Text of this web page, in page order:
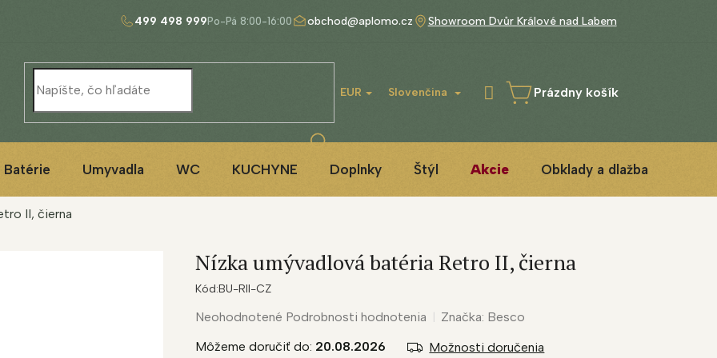
499 498 999 obchod@aplomo.cz Showroom Dvůr Králové nad Labem
EUR Slovenčina
NÁKUPNÝ
Prázdny košík
Batérie Umyvadla WC KUCHYNE Doplnky Štýl Akcie Obklady a dlažba
II, čierna
Môžeme doručiť do: 20.08.2026 Možnosti doručenia
Nízka umývadlová batéria Retro II, čierna
Kód:BU-RII-CZ
Priemerné
produktu
Neohodnotené Podrobnosti hodnotenia Značka: Besco